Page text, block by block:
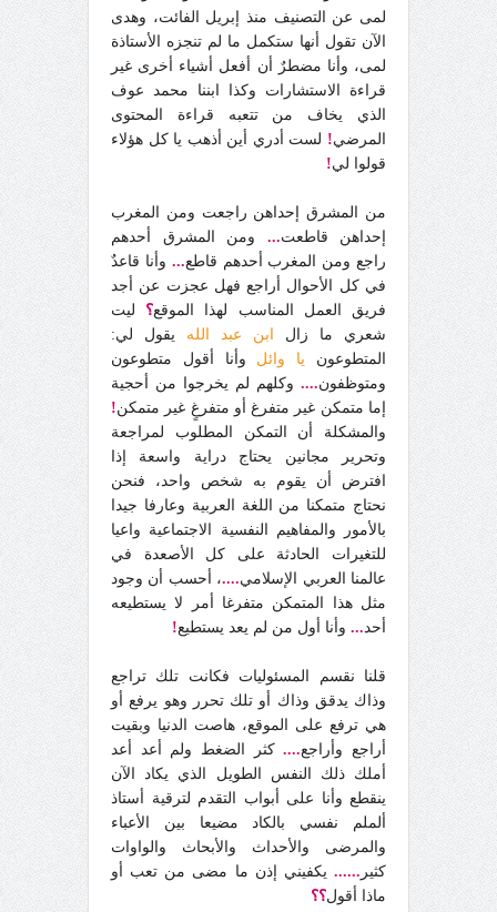
لمى عن التصنيف منذ إبريل الفائت، وهدى
الآن تقول أنها ستكمل ما لم تنجزه الأستاذة
لمى، وأنا مضطرٌ أن أفعل أشياء أخرى غير
قراءة الاستشارات وكذا ابننا محمد عوف
الذي يخاف من تتعبه قراءة المحتوى
المرضي! لست أدري أين أذهب يا كل هؤلاء
قولوا لي!
من المشرق إحداهن راجعت ومن المغرب
إحداهن قاطعت... ومن المشرق أحدهم
راجع ومن المغرب أحدهم قاطع... وأنا قاعدٌ
في كل الأحوال أراجع فهل عجزت عن أجد
فريق العمل المناسب لهذا الموقع؟ ليت
شعري ما زال
ابن عبد الله يقول لي:
المتطوعون يا وائل وأنا أقول متطوعون
ومتوظفون.... وكلهم لم يخرجوا من أحجية
إما متمكن غير متفرغ أو متفرغٍ غير متمكن!
والمشكلة أن التمكن المطلوب لمراجعة
وتحرير مجانين يحتاج دراية واسعة إذا
افترض أن يقوم به شخص واحد، فنحن
نحتاج متمكنا من اللغة العربية وعارفا جيدا
بالأمور والمفاهيم النفسية الاجتماعية واعيا
للتغيرات الحادثة على كل الأصعدة في
عالمنا العربي الإسلامي....، أحسب أن وجود
مثل هذا المتمكن متفرغا أمر لا يستطيعه
أحد... وأنا أول من لم يعد يستطيع!
قلنا نقسم المسئوليات فكانت تلك تراجع
وذاك يدقق وذاك أو تلك تحرر وهو يرفع أو
هي ترفع على الموقع، هاصت الدنيا وبقيت
أراجع وأراجع....كثر الضغط ولم أعد أعد
أملك ذلك النفس الطويل الذي يكاد الآن
ينقطع وأنا على أبواب التقدم لترقية أستاذ
ألملم نفسي بالكاد مضيعا بين الأعباء
والمرضى والأحداث والأبحاث والواوات
كثير ...... يكفيني إذن ما مضى من تعب أو
ماذا أقول؟؟